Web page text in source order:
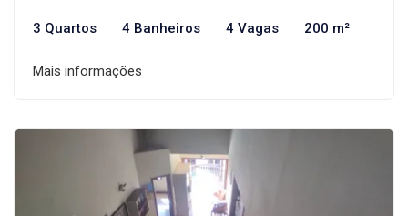
3 Quartos 4 Banheiros 4 Vagas 200 m²
Mais informações